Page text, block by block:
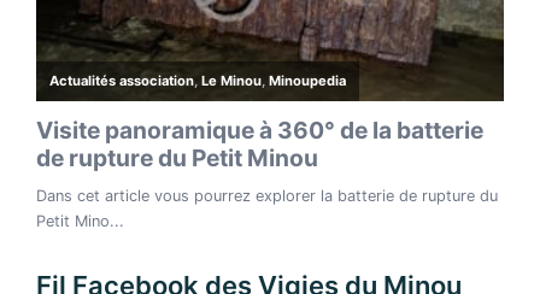
Fil Facebook des Vigies du Minou